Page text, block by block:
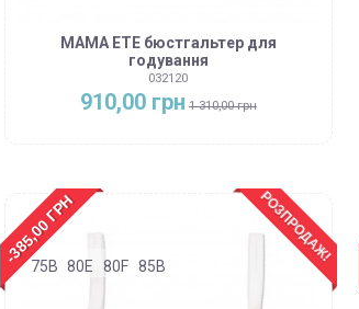
MAMA ETE бюстгальтер для
годування
032120
910,00 грн 1 310,00 грн
РОЗПРОДАЖ!
-385,00 ГРН
75B 80E 80F 85B